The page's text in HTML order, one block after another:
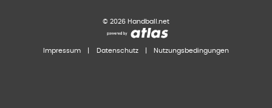
© 2026 Handball.net
Impressum Datenschutz Nutzungsbedingungen